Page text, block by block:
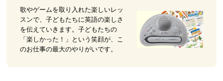
歌やゲームを取り入れた楽しいレッ
スンで、子どもたちに英語の楽しさ
を伝えていきます。子どもたちの
「楽しかった！」という笑顔が、こ
のお仕事の最大のやりがいです。